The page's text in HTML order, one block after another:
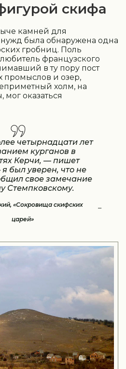
скифа
камней для
была обнаружена одна
гробниц. Поль
французского
в ту пору пост
промыслов и озер,
холм, на
оказаться
четырнадцати лет
курганов в
Керчи, — пишет
был уверен, что не
свое замечание
Стемпковскому.
«Сокровища скифских
царей»